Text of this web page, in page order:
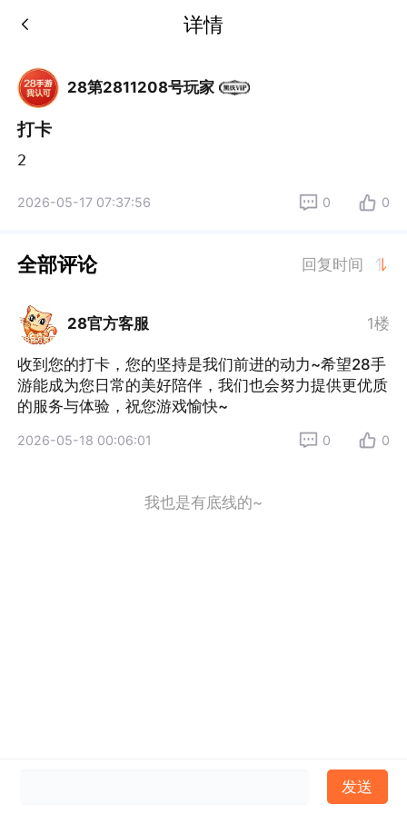
详情
28第2811208号玩家
打卡
2
2026-05-17 07:37:56 0 0
全部评论 回复时间
28官方客服 1楼
收到您的打卡，您的坚持是我们前进的动力~希望28手
游能成为您日常的美好陪伴，我们也会努力提供更优质
的服务与体验，祝您游戏愉快~
2026-05-18 00:06:01 0 0
我也是有底线的~
发送